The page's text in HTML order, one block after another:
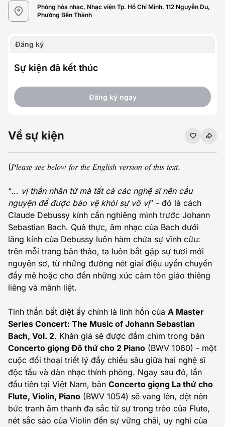
Phòng hòa nhạc, Nhạc viện Tp. Hồ Chí Minh, 112 Nguyễn Du,
Phường Bến Thành
Đăng ký
Sự kiện đã kết thúc
Đăng ký ngay
Về sự kiện
(𝑃𝑙𝑒𝑎𝑠𝑒 𝑠𝑒𝑒 𝑏𝑒𝑙𝑜𝑤 𝑓𝑜𝑟 𝑡ℎ𝑒 𝐸𝑛𝑔𝑙𝑖𝑠ℎ 𝑣𝑒𝑟𝑠𝑖𝑜𝑛 𝑜𝑓 𝑡ℎ𝑖𝑠 𝑡𝑒𝑥𝑡.
“... vị thần nhân từ mà tất cả các nghệ sĩ nên cầu
nguyện để được bảo vệ khỏi sự vô vị” - đó là cách
Claude Debussy kính cẩn nghiêng mình trước Johann
Sebastian Bach. Quả thực, âm nhạc của Bach dưới
lăng kính của Debussy luôn hàm chứa sự vĩnh cửu:
trên mỗi trang bản thảo, ta luôn bắt gặp sự tươi mới
nguyên sơ, từ những đường nét giai điệu uyển chuyển
đầy mê hoặc cho đến những xúc cảm tôn giáo thiêng
liêng và mãnh liệt.
Tinh thần bất diệt ấy chính là linh hồn của A Master
Series Concert: The Music of Johann Sebastian
Bach, Vol. 2. Khán giả sẽ được đắm chìm trong bản
Concerto giọng Đô thứ cho 2 Piano (BWV 1060) - một
cuộc đối thoại triết lý đầy chiều sâu giữa hai nghệ sĩ
độc tấu và dàn nhạc thính phòng. Ngay sau đó, lần
đầu tiên tại Việt Nam, bản Concerto giọng La thứ cho
Flute, Violin, Piano (BWV 1054) sẽ vang lên, dệt nên
bức tranh âm thanh đa sắc từ sự trong trẻo của Flute,
nét sắc sảo của Violin đến sự vững chãi, uy nghi của